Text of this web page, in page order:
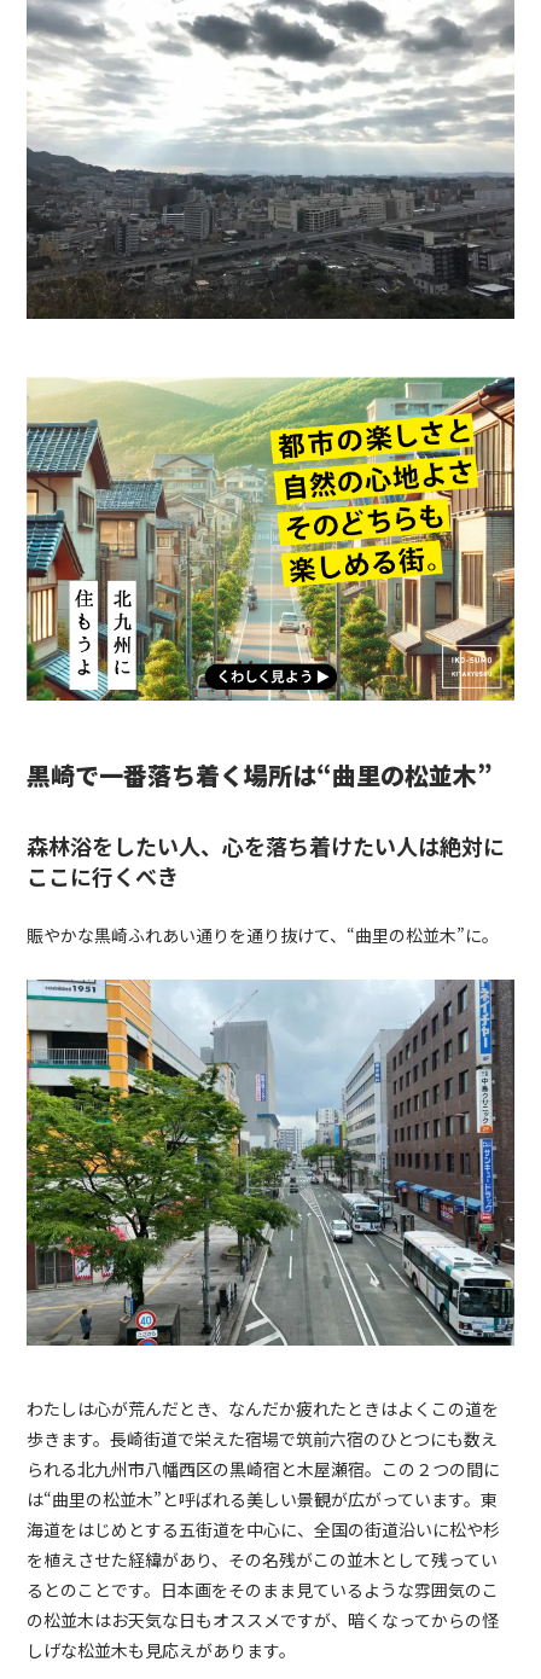
黒崎で一番落ち着く場所は“曲里の松並木”
森林浴をしたい人、心を落ち着けたい人は絶対に
ここに行くべき
賑やかな黒崎ふれあい通りを通り抜けて、“曲里の松並木”に。
わたしは心が荒んだとき、なんだか疲れたときはよくこの道を
歩きます。長崎街道で栄えた宿場で筑前六宿のひとつにも数え
られる北九州市八幡西区の黒崎宿と木屋瀬宿。この２つの間に
は“曲里の松並木”と呼ばれる美しい景観が広がっています。東
海道をはじめとする五街道を中心に、全国の街道沿いに松や杉
を植えさせた経緯があり、その名残がこの並木として残ってい
るとのことです。日本画をそのまま見ているような雰囲気のこ
の松並木はお天気な日もオススメですが、暗くなってからの怪
しげな松並木も見応えがあります。